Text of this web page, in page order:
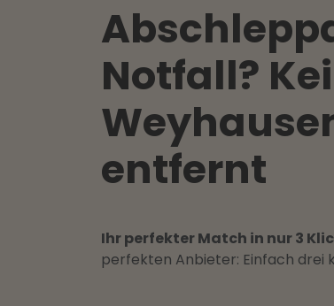
Notfall?
entfernt
Ihr perfekter Match in nur 3
perfekten Anbieter: Einfach drei